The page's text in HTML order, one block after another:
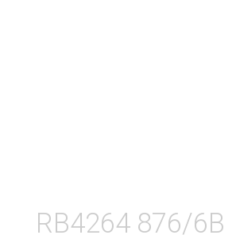
RB4264 876/6B